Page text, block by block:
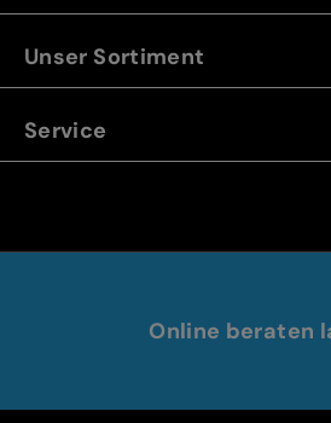
Unser Sortiment
Service
Online beraten